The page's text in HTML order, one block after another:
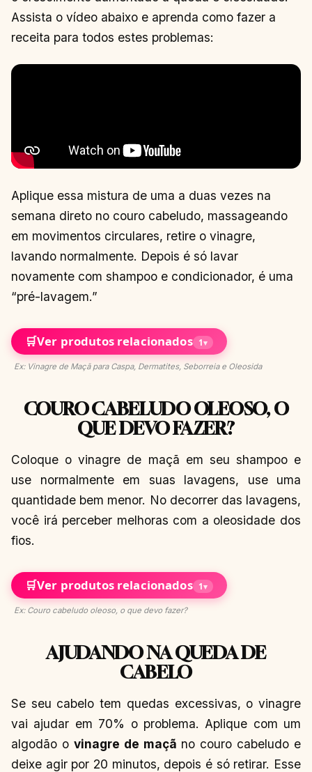
Assista o vídeo abaixo e aprenda como fazer a
receita para todos estes problemas:
Aplique essa mistura de uma a duas vezes na
semana direto no couro cabeludo, massageando
em movimentos circulares, retire o vinagre,
lavando normalmente. Depois é só lavar
novamente com shampoo e condicionador, é uma
“pré-lavagem.”
🛒Ver produtos relacionados 1▾
Ex: Vinagre de Maçã para Caspa, Dermatites, Seborreia e Oleosida
COURO CABELUDO OLEOSO, O
QUE DEVO FAZER?
Coloque o vinagre de maçã em seu shampoo e
use normalmente em suas lavagens, use uma
quantidade bem menor. No decorrer das lavagens,
você irá perceber melhoras com a oleosidade dos
fios.
🛒Ver produtos relacionados 1▾
Ex: Couro cabeludo oleoso, o que devo fazer?
AJUDANDO NA QUEDA DE
CABELO
Se seu cabelo tem quedas excessivas, o vinagre
vai ajudar em 70% o problema. Aplique com um
algodão o vinagre de maçã no couro cabeludo e
deixe agir por 20 minutos, depois é só retirar. Esse